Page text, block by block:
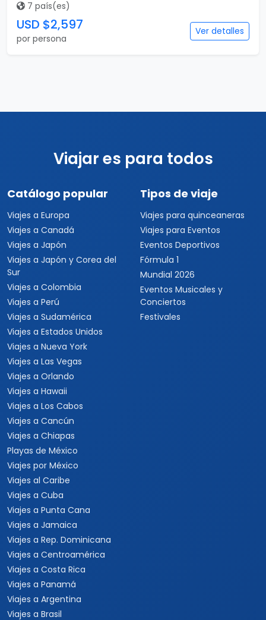
7 país(es)
USD $2,597
por persona
Ver detalles
Viajar es para todos
Catálogo popular
Viajes a Europa
Viajes a Canadá
Viajes a Japón
Viajes a Japón y Corea del
Sur
Viajes a Colombia
Viajes a Perú
Viajes a Sudamérica
Viajes a Estados Unidos
Viajes a Nueva York
Viajes a Las Vegas
Viajes a Orlando
Viajes a Hawaii
Viajes a Los Cabos
Viajes a Cancún
Viajes a Chiapas
Playas de México
Viajes por México
Viajes al Caribe
Viajes a Cuba
Viajes a Punta Cana
Viajes a Jamaica
Viajes a Rep. Dominicana
Viajes a Centroamérica
Viajes a Costa Rica
Viajes a Panamá
Viajes a Argentina
Viajes a Brasil
Tipos de viaje
Viajes para quinceaneras
Viajes para Eventos
Eventos Deportivos
Fórmula 1
Mundial 2026
Eventos Musicales y
Conciertos
Festivales